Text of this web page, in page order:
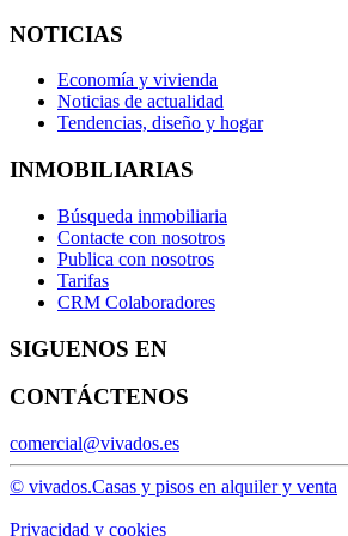
NOTICIAS
Economía y vivienda
Noticias de actualidad
Tendencias, diseño y hogar
INMOBILIARIAS
Búsqueda inmobiliaria
Contacte con nosotros
Publica con nosotros
Tarifas
CRM Colaboradores
SIGUENOS EN
CONTÁCTENOS
comercial@vivados.es
© vivados.Casas y pisos en alquiler y venta
Privacidad y cookies